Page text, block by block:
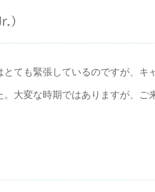
）
ても緊張しているのですが、
大変な時期ではありますが、